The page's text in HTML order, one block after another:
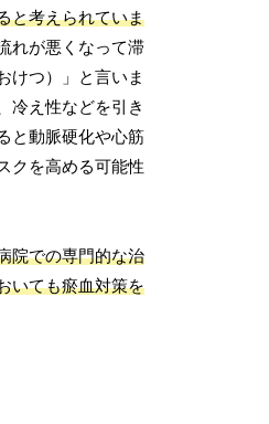
と考えられていま
れが悪くなって滞
けつ）」と言いま
冷え性などを引き
と動脈硬化や心筋
クを高める可能性
院での専門的な治
いても瘀血対策を